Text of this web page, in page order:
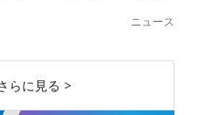
ニュース
らに見る >